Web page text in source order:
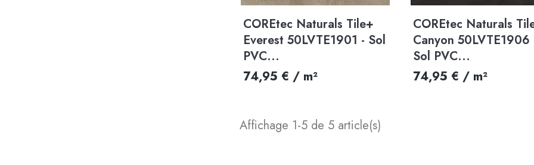
Aperçu rapide
COREtec Naturals Tile+
Everest 50LVTE1901 - Sol
PVC...
74,95 € / m²
Aperçu rapide
COREtec Naturals
Canyon 50LVTE1906
Sol PVC...
74,95 € / m²
Affichage 1-5 de 5 article(s)